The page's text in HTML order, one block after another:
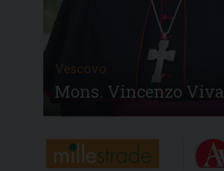
Vescovo
Mons. Vincenzo Viva